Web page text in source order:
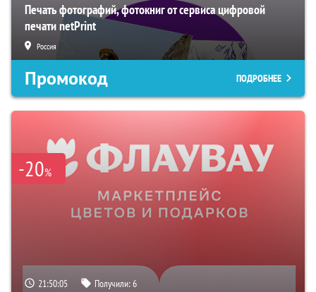
Печать фотографий, фотокниг от сервиса цифровой
печати netPrint
Россия
Промокод ПОДРОБНЕЕ
-20%
21:50:04 Получили:6